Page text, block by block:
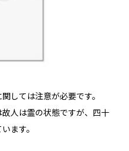
しては注意が必要です。
人は霊の状態ですが、四十
ます。